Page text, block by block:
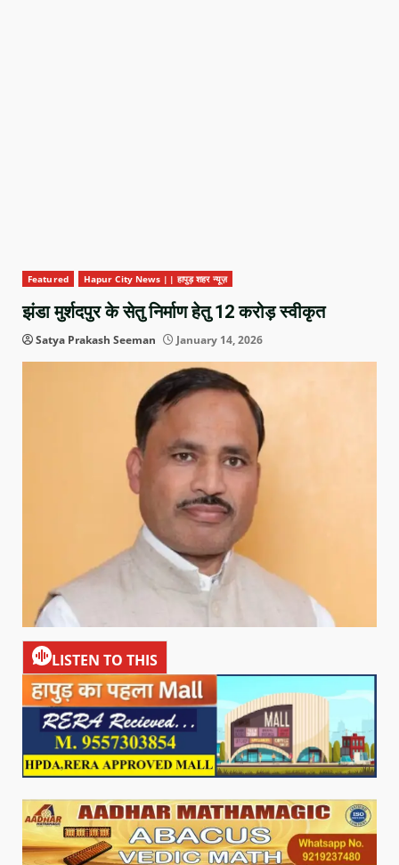
Featured Hapur City News || हापुड़ शहर न्यूज़
झंडा मुर्शदपुर के सेतु निर्माण हेतु 12 करोड़ स्वीकृत
Satya Prakash Seeman January 14, 2026
LISTEN TO THIS